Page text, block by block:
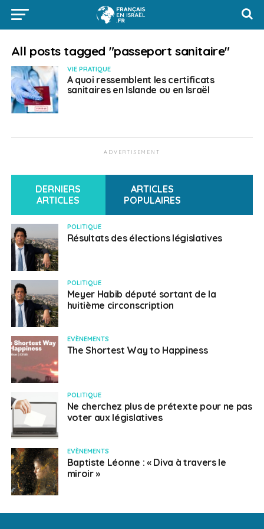
All posts tagged "passeport sanitaire"
VIE PRATIQUE
A quoi ressemblent les certificats
sanitaires en Islande ou en Israël
ADVERTISEMENT
DERNIERS
ARTICLES
ARTICLES
POPULAIRES
POLITIQUE
Résultats des élections législatives
POLITIQUE
Meyer Habib député sortant de la
huitième circonscription
EVÈNEMENTS
The Shortest Way to Happiness
POLITIQUE
Ne cherchez plus de prétexte pour ne pas
voter aux législatives
EVÈNEMENTS
Baptiste Léonne : « Diva à travers le
miroir »